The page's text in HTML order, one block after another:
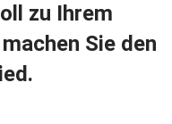
zu Ihrem
Sie den